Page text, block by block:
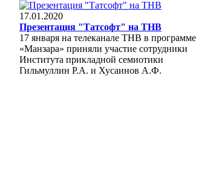
17.01.2020
Презентация "Татсофт" на ТНВ
17 января на телеканале ТНВ в программе
«Манзара» приняли участие сотрудники
Института прикладной семиотики
Гильмуллин Р.А. и Хусаинов А.Ф.